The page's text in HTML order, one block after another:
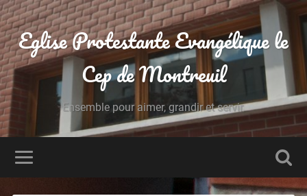
Eglise Protestante Evangélique le
Cep de Montreuil
Ensemble pour aimer, grandir et servir.